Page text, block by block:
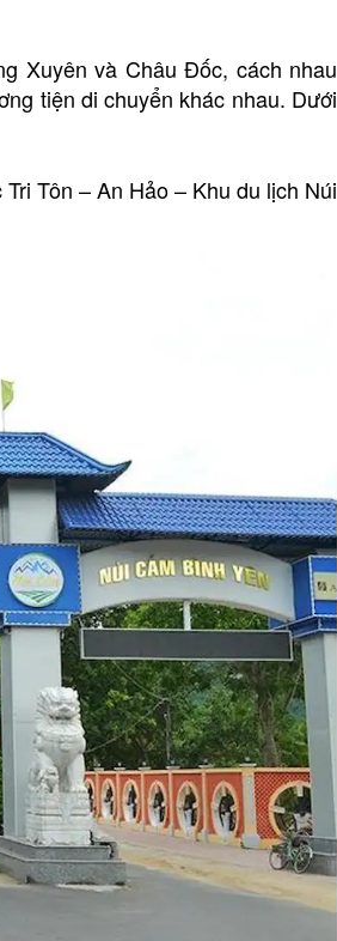
Xuyên và Châu Đốc, cách nhau
tiện di chuyển khác nhau. Dưới
Tôn – An Hảo – Khu du lịch Núi